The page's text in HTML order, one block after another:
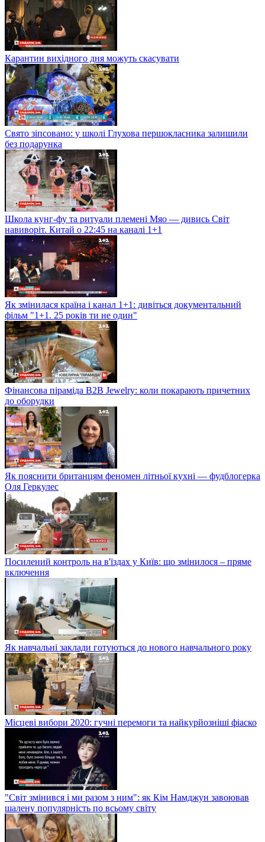
Карантин вихідного дня можуть скасувати
Свято зіпсовано: у школі Глухова першокласника залишили
без подарунка
Школа кунг-фу та ритуали племені Мяо — дивись Світ
навиворіт. Китай о 22:45 на каналі 1+1
Як змінилася країна і канал 1+1: дивіться документальний
фільм "1+1. 25 років ти не один"
Фінансова піраміда B2B Jewelry: коли покарають причетних
до оборудки
Як пояснити британцям феномен літньої кухні — фудблогерка
Оля Геркулес
Посилений контроль на в'їздах у Київ: що змінилося – пряме
включення
Як навчальні заклади готуються до нового навчального року
Місцеві вибори 2020: гучні перемоги та найкурйозніші фіаско
"Світ змінився і ми разом з ним": як Кім Намджун завоював
шалену популярність по всьому світу